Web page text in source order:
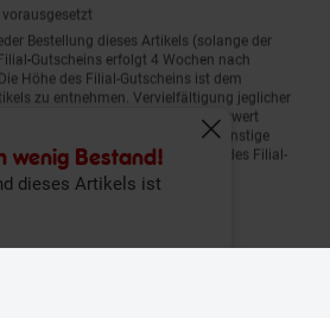
wenig Bestand!
dieses Artikels ist
Fenster
Bestellung dieses Artikels (solange der
Gutscheins erfolgt 4 Wochen nach
Höhe des Filial-Gutscheins ist dem
zu entnehmen. Vervielfältigung jeglicher
Gutschein ist ohne Mindesteinkaufswert
Aktionsvorteilen (PAYBACK oder sonstige
Der jeweilige Gültigkeitszeitraum des Filial-